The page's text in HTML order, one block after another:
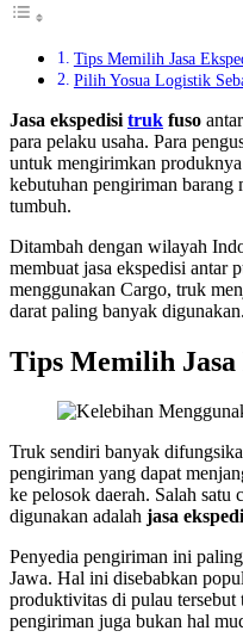
Tips Memilih Jasa
Pilih Yosua Logistik
Jasa ekspedisi truk fuso
para pelaku usaha. Para
untuk mengirimkan
kebutuhan pengiriman barang
tumbuh.
Ditambah dengan wilayah
membuat jasa ekspedisi antar
menggunakan Cargo, truk
darat paling banyak digunakan.
Tips Memilih Jasa
Truk sendiri banyak
pengiriman yang dapat
ke pelosok daerah. Salah satu
digunakan adalah jasa
Penyedia pengiriman ini
Jawa. Hal ini disebabkan
produktivitas di pulau
pengiriman juga bukan hal